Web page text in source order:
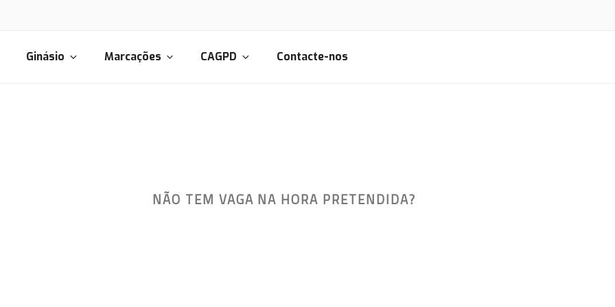
Ginásio Marcações CAGPD Contacte-nos
NÃO TEM VAGA NA HORA PRETENDIDA?